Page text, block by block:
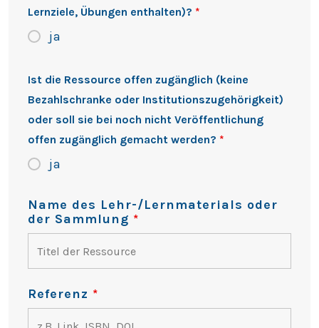
Lernziele, Übungen enthalten)? *
ja
Ist die Ressource offen zugänglich (keine
Bezahlschranke oder Institutionszugehörigkeit)
oder soll sie bei noch nicht Veröffentlichung
offen zugänglich gemacht werden? *
ja
Name des Lehr-/Lernmaterials oder
der Sammlung *
Referenz *